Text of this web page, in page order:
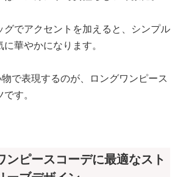
グでアクセントを加えると、シンプル
華やかになります。
物で表現するのが、ロングワンピース
す。
ンピースコーデに最適なスト